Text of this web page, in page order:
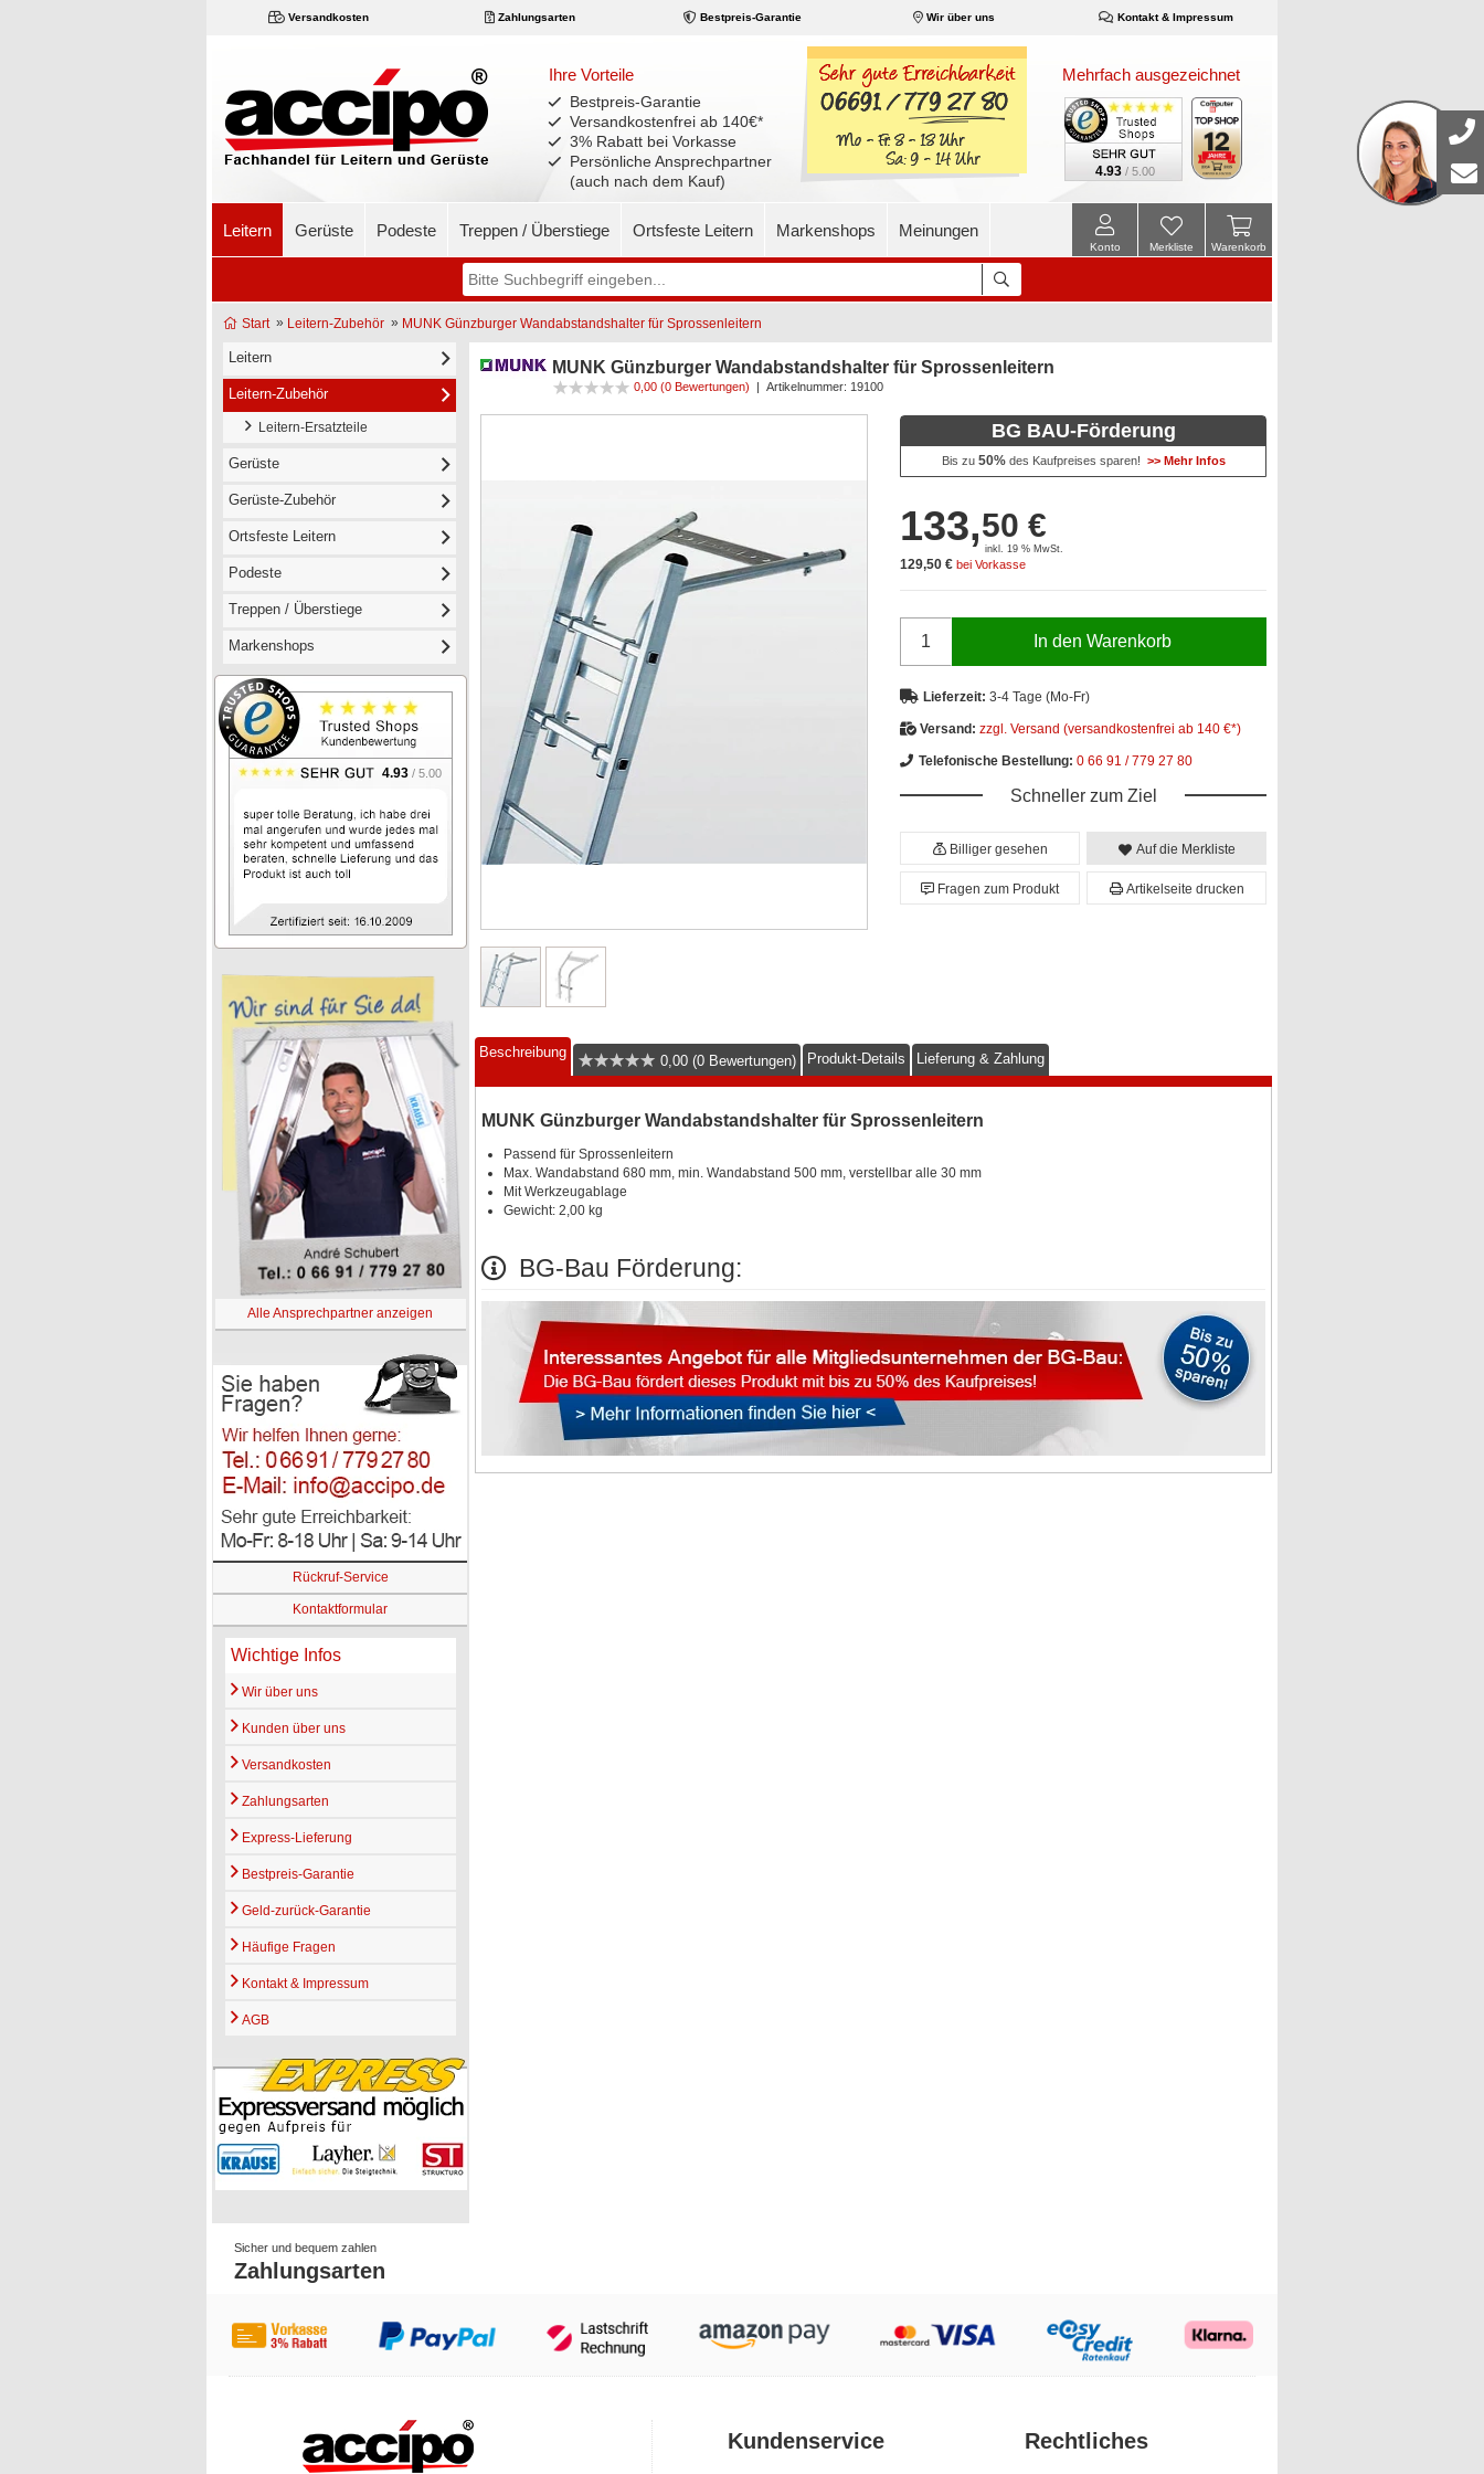
Versandkosten Zahlungsarten Bestpreis-Garantie Wir über uns Kontakt & Impressum
Ihre Vorteile
Bestpreis-Garantie
Versandkostenfrei ab 140€*
3% Rabatt bei Vorkasse
Persönliche Ansprechpartner
(auch nach dem Kauf)
Mehrfach ausgezeichnet
4.93 / 5.00
Leitern Gerüste Podeste Treppen / Überstiege Ortsfeste Leitern Markenshops Meinungen
Warenkorb
Merkliste
Konto
Start» Leitern-Zubehör » MUNK Günzburger Wandabstandshalter für Sprossenleitern
Leitern
Leitern-Zubehör
Leitern-Ersatzteile
Gerüste
Gerüste-Zubehör
Ortsfeste Leitern
Podeste
Treppen / Überstiege
Markenshops
4.93 / 5.00
Alle Ansprechpartner anzeigen
Rückruf-Service
Kontaktformular
Wichtige Infos
Wir über uns
Kunden über uns
Versandkosten
Zahlungsarten
Express-Lieferung
Bestpreis-Garantie
Geld-zurück-Garantie
Häufige Fragen
Kontakt & Impressum
AGB
MUNK Günzburger Wandabstandshalter für Sprossenleitern
0,00 (0 Bewertungen) | Artikelnummer: 19100
BG BAU-Förderung
Bis zu 50%des Kaufpreises sparen! >> Mehr Infos
133,50 €
inkl. 19 % MwSt.
129,50 € bei Vorkasse
In den Warenkorb
Lieferzeit: 3-4 Tage (Mo-Fr)
Versand: zzgl. Versand (versandkostenfrei ab 140 €*)
Telefonische Bestellung: 0 66 91 / 779 27 80
Schneller zum Ziel
Billiger gesehen Auf die Merkliste
Fragen zum Produkt Artikelseite drucken
Beschreibung
0,00 (0 Bewertungen) Produkt-Details Lieferung & Zahlung
MUNK Günzburger Wandabstandshalter für Sprossenleitern
Passend für Sprossenleitern
Max. Wandabstand 680 mm, min. Wandabstand 500 mm, verstellbar alle 30 mm
Mit Werkzeugablage
Gewicht: 2,00 kg
BG-Bau Förderung:
Sicher und bequem zahlen
Zahlungsarten
Kundenservice Rechtliches